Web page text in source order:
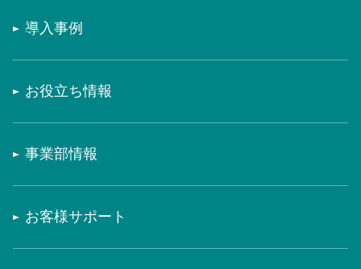
導入事例
お役立ち情報
事業部情報
お客様サポート